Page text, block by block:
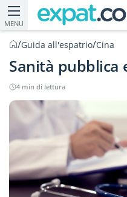
MENU
/Guida all'espatrio/Cina
Sanità pubblica
4 min di lettura